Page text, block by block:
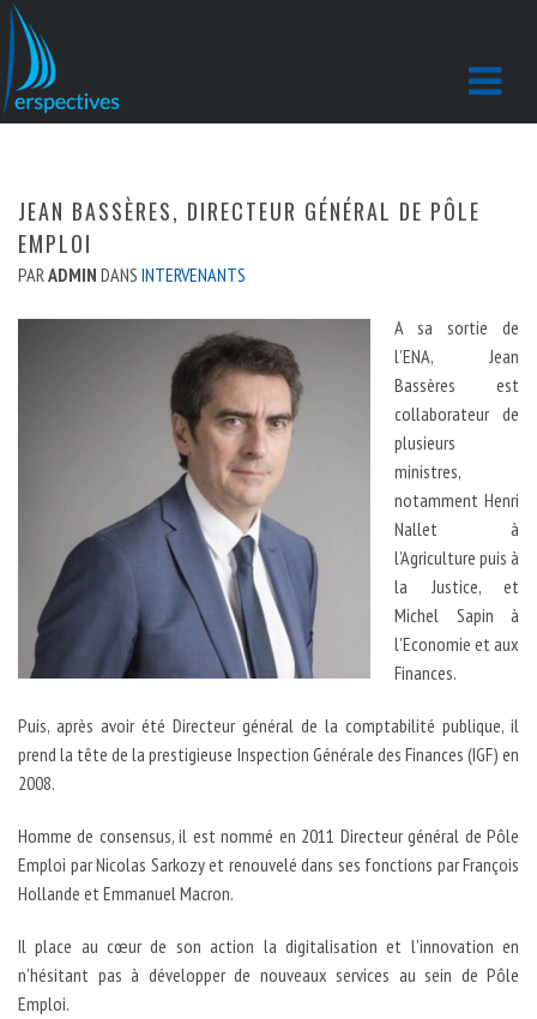
JEAN BASSÈRES, DIRECTEUR GÉNÉRAL DE PÔLE
EMPLOI
PARADMIN DANS INTERVENANTS
A sa sortie de
l’ENA, Jean
Bassères est
collaborateur de
plusieurs
ministres,
notamment Henri
Nallet à
l’Agriculture puis à
la Justice, et
Michel Sapin à
l’Economie et aux
Finances.
Puis, après avoir été Directeur général de la comptabilité publique, il
prend la tête de la prestigieuse Inspection Générale des Finances (IGF) en
2008.
Homme de consensus, il est nommé en 2011 Directeur général de Pôle
Emploi par Nicolas Sarkozy et renouvelé dans ses fonctions par François
Hollande et Emmanuel Macron.
Il place au cœur de son action la digitalisation et l’innovation en
n’hésitant pas à développer de nouveaux services au sein de Pôle
Emploi.